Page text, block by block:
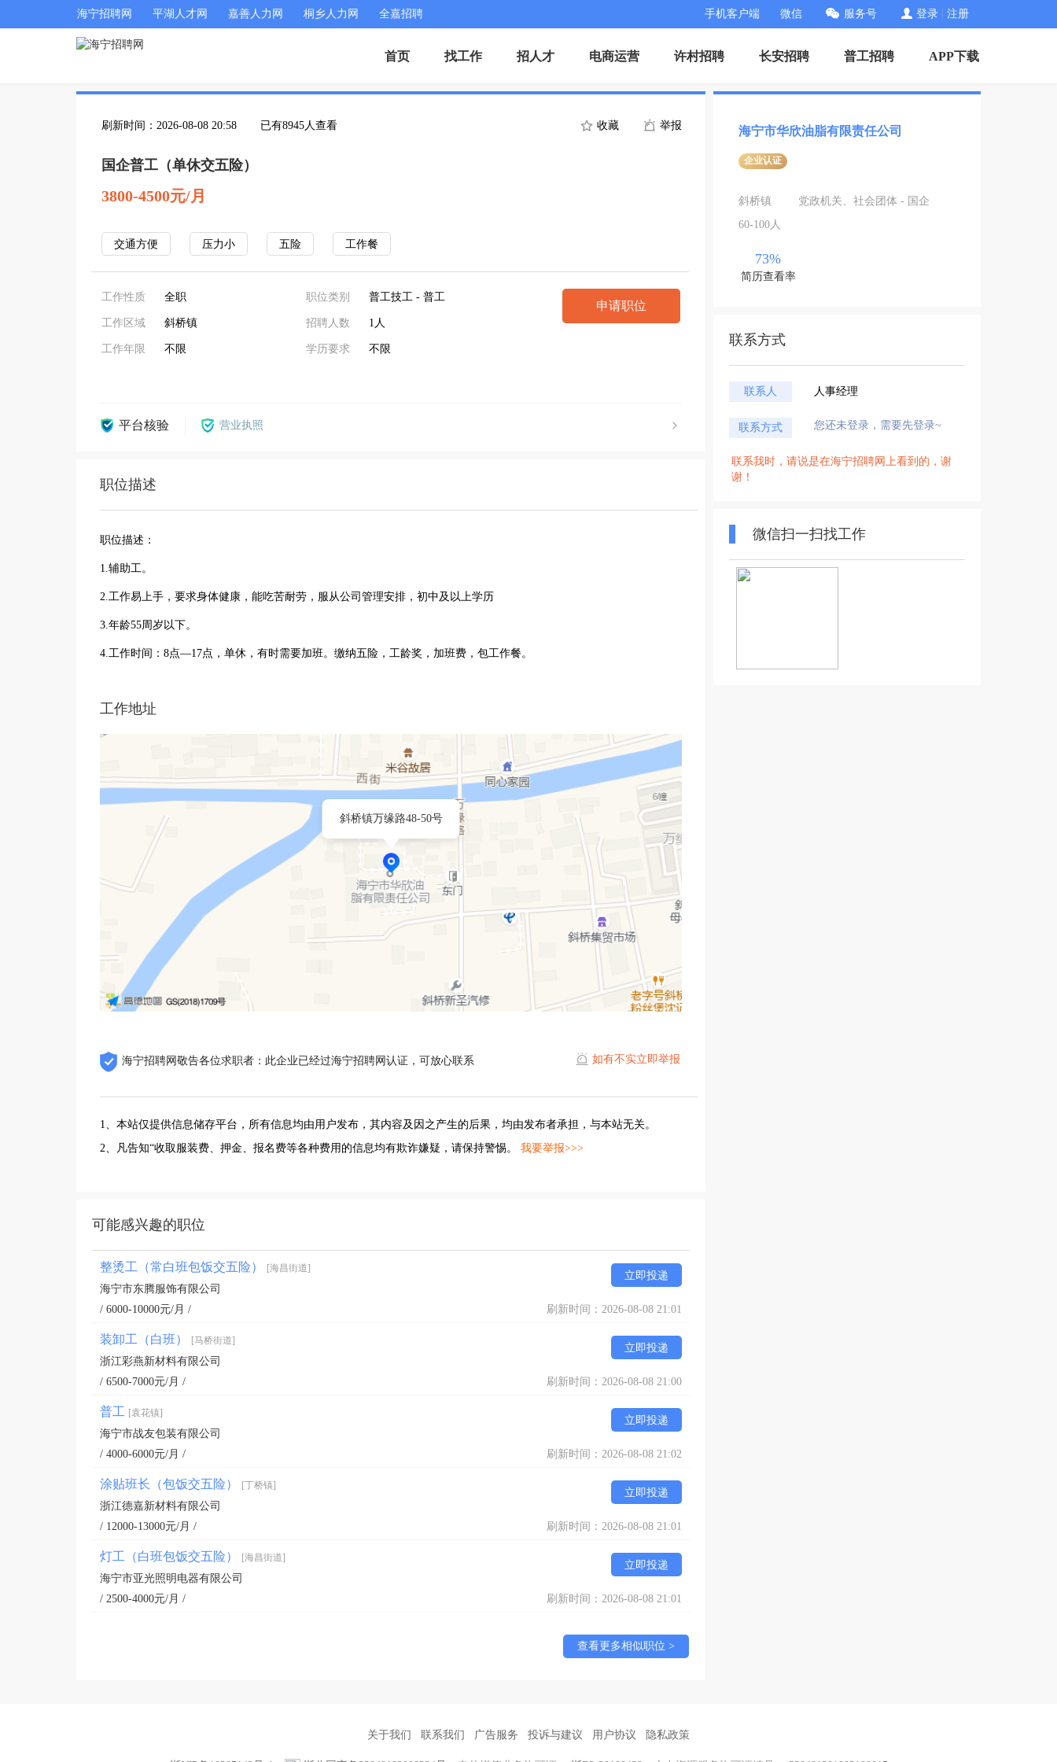
海宁招聘网 平湖人才网 嘉善人力网 桐乡人力网 全嘉招聘 手机客户端 微信 服务号 登录 注册
首页 找工作 招人才 电商运营 许村招聘 长安招聘 普工招聘 APP下载
刷新时间：2026-08-08 20:58 已有8945人查看 收藏 举报
国企普工（单休交五险）
3800-4500元/月
交通方便 压力小 五险 工作餐
工作性质 全职
工作区域 斜桥镇
工作年限 不限
职位类别 普工技工 - 普工
招聘人数 1人
学历要求 不限
申请职位
平台核验 营业执照
职位描述
职位描述：
1.辅助工。
2.工作易上手，要求身体健康，能吃苦耐劳，服从公司管理安排，初中及以上学历
3.年龄55周岁以下。
4.工作时间：8点—17点，单休，有时需要加班。缴纳五险，工龄奖，加班费，包工作餐。
工作地址
斜桥镇万缘路48-50号
海宁招聘网敬告各位求职者：此企业已经过海宁招聘网认证，可放心联系 如有不实立即举报
1、本站仅提供信息储存平台，所有信息均由用户发布，其内容及因之产生的后果，均由发布者承担，与本站无关。
2、凡告知“收取服装费、押金、报名费等各种费用的信息均有欺诈嫌疑，请保持警惕。 我要举报>>>
可能感兴趣的职位
整烫工（常白班包饭交五险） [海昌街道]
立即投递
海宁市东腾服饰有限公司
/ 6000-10000元/月 /
刷新时间：2026-08-08 21:01
装卸工（白班） [马桥街道]
立即投递
浙江彩燕新材料有限公司
/ 6500-7000元/月 /
刷新时间：2026-08-08 21:00
普工 [袁花镇]
立即投递
海宁市战友包装有限公司
/ 4000-6000元/月 /
刷新时间：2026-08-08 21:02
涂贴班长（包饭交五险） [丁桥镇]
立即投递
浙江德嘉新材料有限公司
/ 12000-13000元/月 /
刷新时间：2026-08-08 21:01
灯工（白班包饭交五险） [海昌街道]
立即投递
海宁市亚光照明电器有限公司
/ 2500-4000元/月 /
刷新时间：2026-08-08 21:01
查看更多相似职位 >
海宁市华欣油脂有限责任公司
企业认证
斜桥镇
党政机关、社会团体 - 国企
60-100人
73%
简历查看率
联系方式
联系人 人事经理
联系方式 您还未登录，需要先登录~
联系我时，请说是在海宁招聘网上看到的，谢
谢！
微信扫一扫找工作
关于我们 联系我们 广告服务 投诉与建议 用户协议 隐私政策